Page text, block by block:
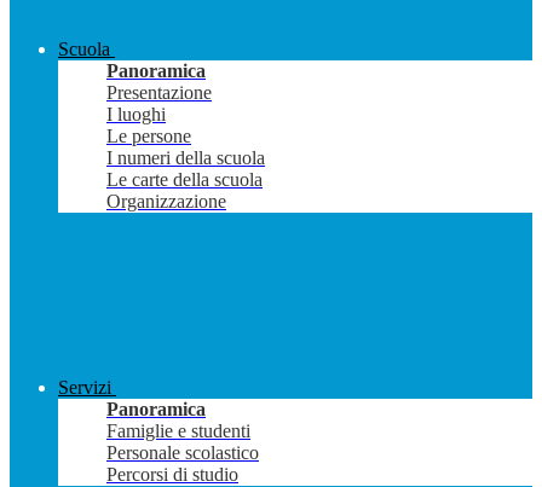
Scuola
Panoramica
Presentazione
I luoghi
Le persone
I numeri della scuola
Le carte della scuola
Organizzazione
Servizi
Panoramica
Famiglie e studenti
Personale scolastico
Percorsi di studio